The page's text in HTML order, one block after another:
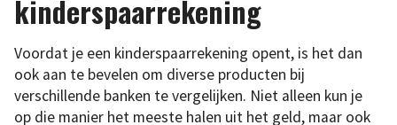
kinderspaarrekening
Voordat je een kinderspaarrekening opent, is het dan
ook aan te bevelen om diverse producten bij
verschillende banken te vergelijken. Niet alleen kun je
op die manier het meeste halen uit het geld, maar ook